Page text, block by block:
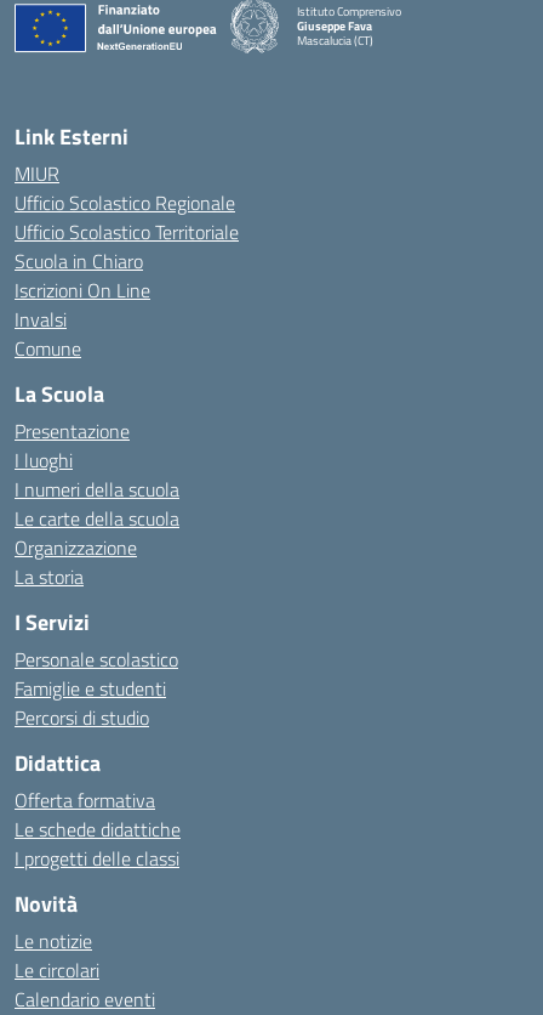
Istituto Comprensivo
Giuseppe Fava
Mascalucia (CT)
Link Esterni
MIUR
Ufficio Scolastico Regionale
Ufficio Scolastico Territoriale
Scuola in Chiaro
Iscrizioni On Line
Invalsi
Comune
La Scuola
Presentazione
I luoghi
I numeri della scuola
Le carte della scuola
Organizzazione
La storia
I Servizi
Personale scolastico
Famiglie e studenti
Percorsi di studio
Didattica
Offerta formativa
Le schede didattiche
I progetti delle classi
Novità
Le notizie
Le circolari
Calendario eventi